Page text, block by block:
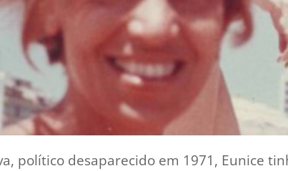
político desaparecido em 1971, Eunice